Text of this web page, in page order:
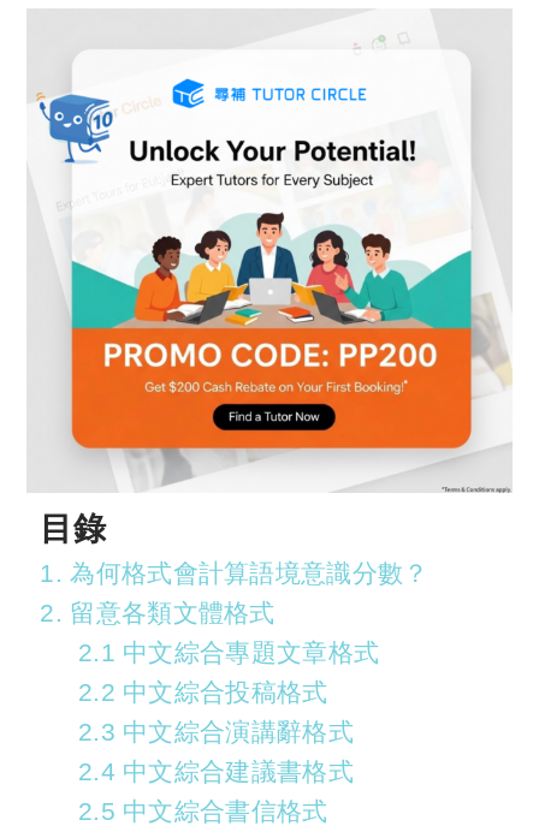
目錄
1. 為何格式會計算語境意識分數？
2. 留意各類文體格式
2.1 中文綜合專題文章格式
2.2 中文綜合投稿格式
2.3 中文綜合演講辭格式
2.4 中文綜合建議書格式
2.5 中文綜合書信格式